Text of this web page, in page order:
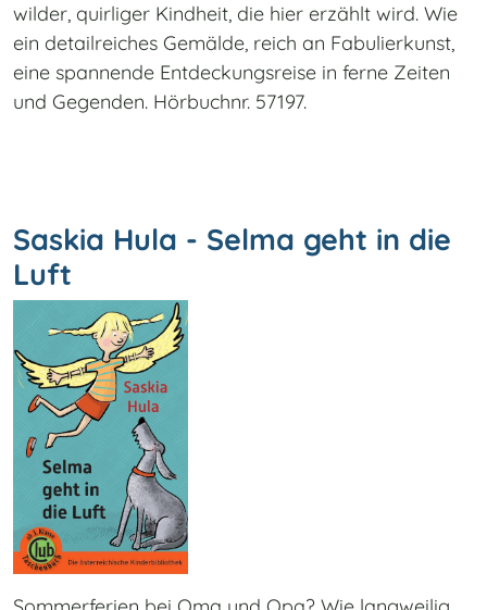
wilder, quirliger Kindheit, die hier erzählt wird. Wie
ein detailreiches Gemälde, reich an Fabulierkunst,
eine spannende Entdeckungsreise in ferne Zeiten
und Gegenden. Hörbuchnr. 57197.
Saskia Hula - Selma geht in die
Luft